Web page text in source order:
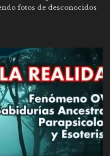
fotos de desconocidos